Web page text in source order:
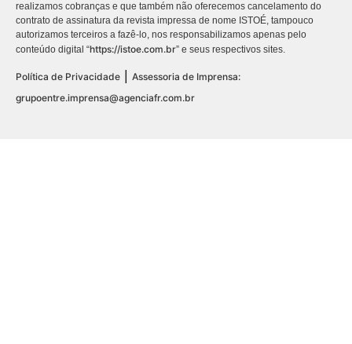
realizamos cobranças e que também não oferecemos cancelamento do
contrato de assinatura da revista impressa de nome ISTOÉ, tampouco
autorizamos terceiros a fazê-lo, nos responsabilizamos apenas pelo
conteúdo digital “https://istoe.com.br” e seus respectivos sites.
Política de Privacidade
Assessoria de Imprensa:
grupoentre.imprensa@agenciafr.com.br